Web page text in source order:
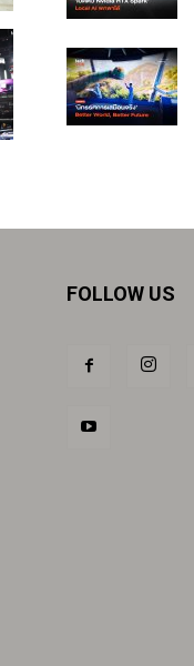
FOLLOW US